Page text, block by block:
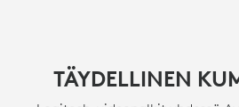
TÄYDELLINEN